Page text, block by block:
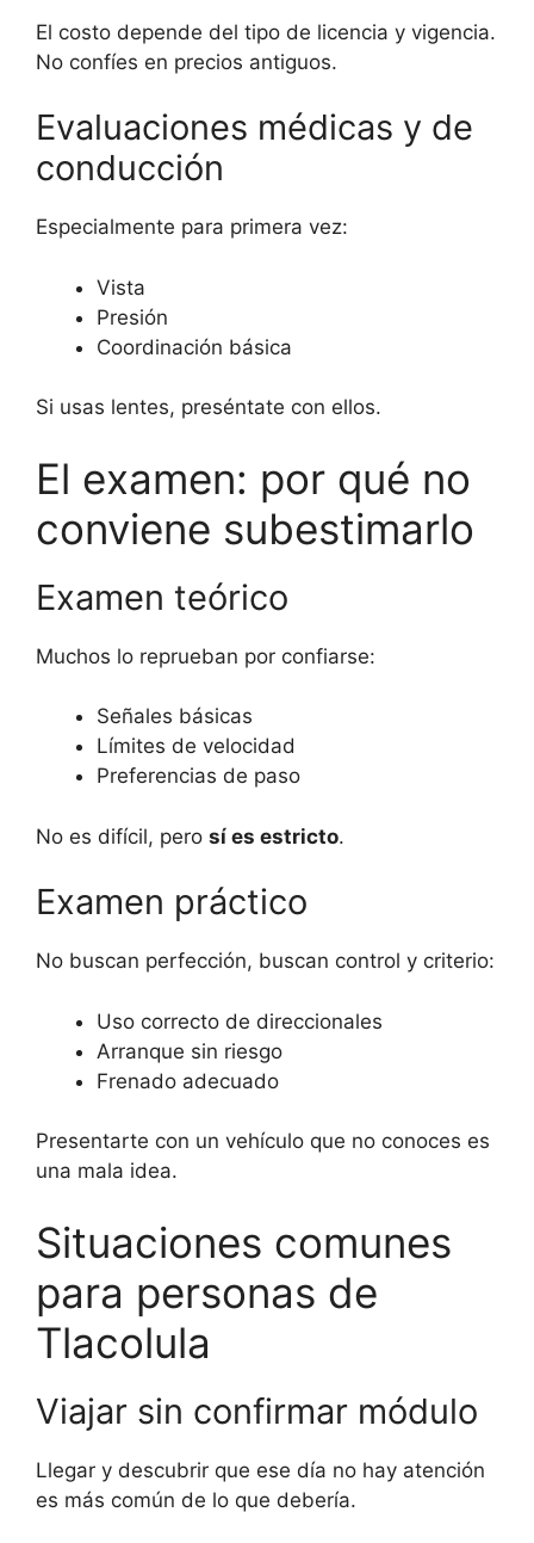
El costo depende del tipo de licencia y vigencia.
No confíes en precios antiguos.
Evaluaciones médicas y de
conducción
Especialmente para primera vez:
Vista
Presión
Coordinación básica
Si usas lentes, preséntate con ellos.
El examen: por qué no
conviene subestimarlo
Examen teórico
Muchos lo reprueban por confiarse:
Señales básicas
Límites de velocidad
Preferencias de paso
No es difícil, pero sí es estricto.
Examen práctico
No buscan perfección, buscan control y criterio:
Uso correcto de direccionales
Arranque sin riesgo
Frenado adecuado
Presentarte con un vehículo que no conoces es
una mala idea.
Situaciones comunes
para personas de
Tlacolula
Viajar sin confirmar módulo
Llegar y descubrir que ese día no hay atención
es más común de lo que debería.